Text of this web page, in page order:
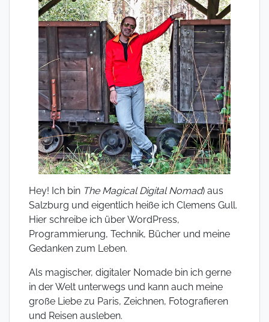
Hey! Ich bin The Magical Digital Nomad) aus
Salzburg und eigentlich heiße ich Clemens Gull.
Hier schreibe ich über WordPress,
Programmierung, Technik, Bücher und meine
Gedanken zum Leben.
Als magischer, digitaler Nomade bin ich gerne
in der Welt unterwegs und kann auch meine
große Liebe zu Paris, Zeichnen, Fotografieren
und Reisen ausleben.